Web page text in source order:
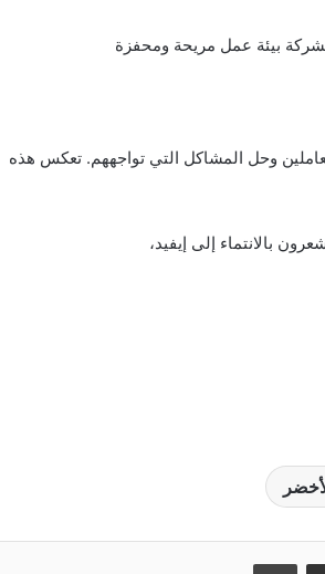
بيئة عمل مريحة ومحفزة
وحل المشاكل التي تواجههم. تعكس هذه
بالانتماء إلى إيفيد،